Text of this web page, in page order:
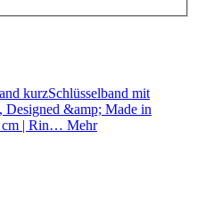
kurzSchlüsselband mit
Designed &amp; Made in
cm | Rin… Mehr